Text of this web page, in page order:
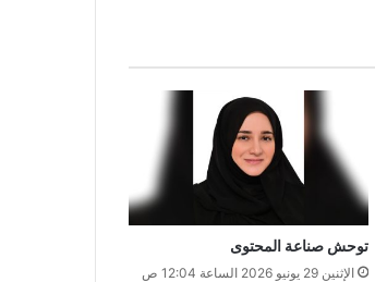
توحش صناعة المحتوى
الإثنين 29 يونيو 2026 الساعة 12:04 ص